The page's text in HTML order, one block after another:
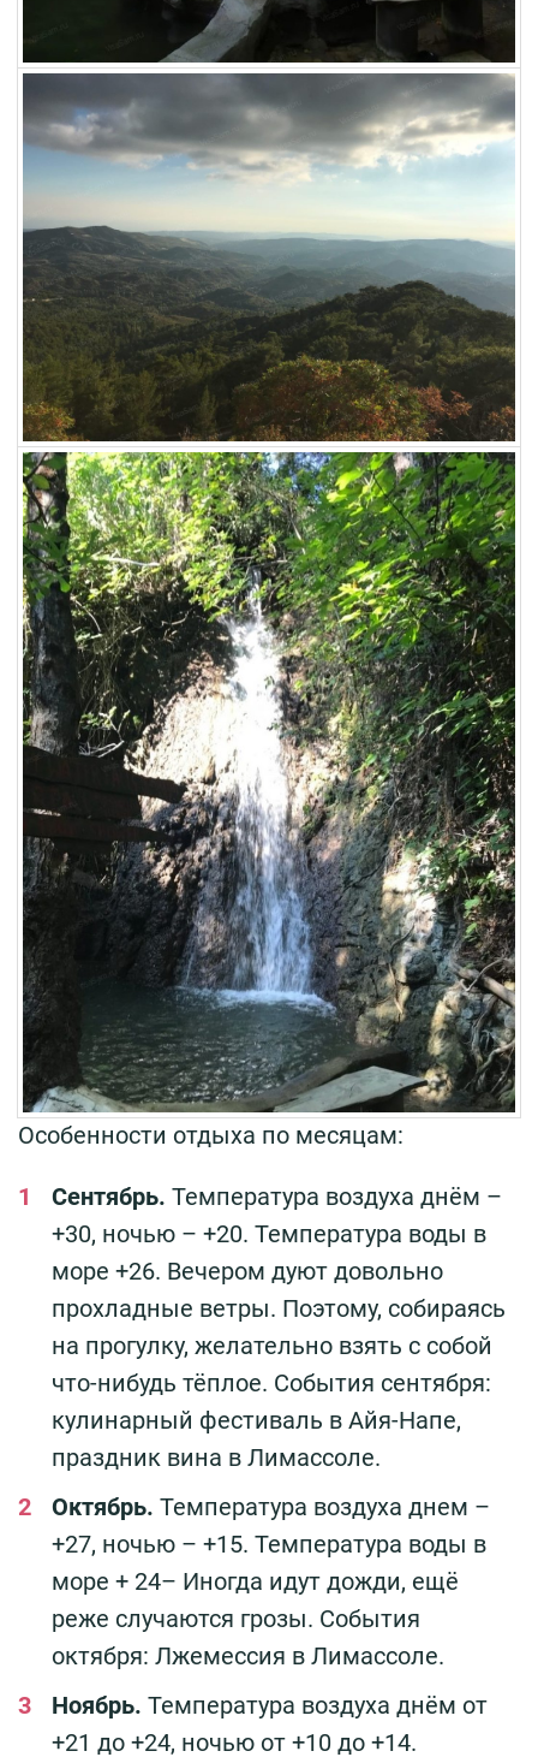
Особенности отдыха по месяцам:
Сентябрь. Температура воздуха днём –
+30, ночью – +20. Температура воды в
море +26. Вечером дуют довольно
прохладные ветры. Поэтому, собираясь
на прогулку, желательно взять с собой
что-нибудь тёплое. События сентября:
кулинарный фестиваль в Айя-Напе,
праздник вина в Лимассоле.
Октябрь. Температура воздуха днем –
+27, ночью – +15. Температура воды в
море + 24– Иногда идут дожди, ещё
реже случаются грозы. События
октября: Лжемессия в Лимассоле.
Ноябрь. Температура воздуха днём от
+21 до +24, ночью от +10 до +14.